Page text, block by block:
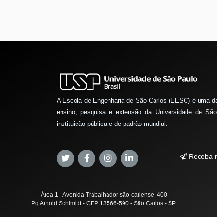
A Escola de Engenharia de São Carlos (EESC) é uma
ensino, pesquisa e extensão da Universidade de
instituição pública e de padrão mundial.
Receba
Área 1 - Avenida Trabalhador são-carlense, 400
Pq Arnold Schimidt - CEP 13566-590 - São Carlos - SP